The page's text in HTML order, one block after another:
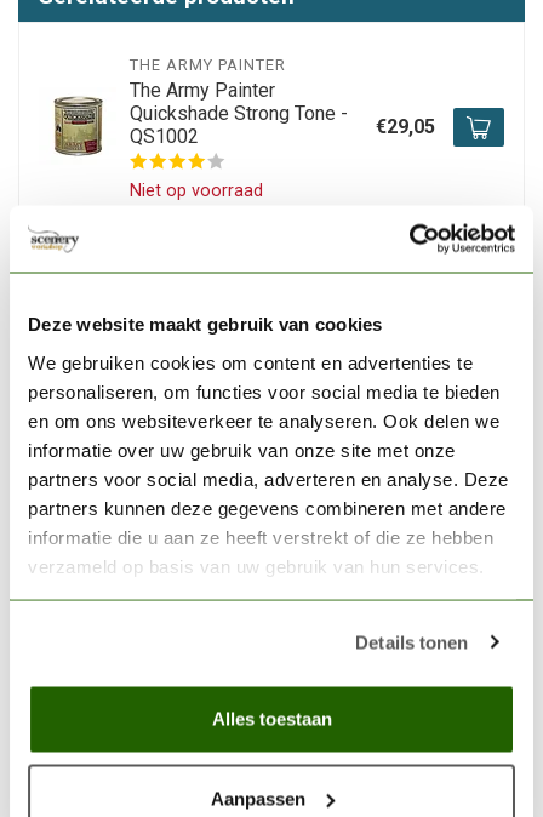
Deze website maakt gebruik van cookies
We gebruiken cookies om content en advertenties te
personaliseren, om functies voor social media te bieden
en om ons websiteverkeer te analyseren. Ook delen we
informatie over uw gebruik van onze site met onze
partners voor social media, adverteren en analyse. Deze
partners kunnen deze gegevens combineren met andere
informatie die u aan ze heeft verstrekt of die ze hebben
verzameld op basis van uw gebruik van hun services.
Details tonen
Alles toestaan
Aanpassen
THE ARMY PAINTER
The Army Painter
Quickshade Strong Tone -
QS1002
Niet op voorraad
€29,05
Op voorraad
AK INTERACTIVE
AK interactive Rust Streaks -
AK Weathering Products -
35ml - AK013
Niet op voorraad
€3,75
Op voorraad